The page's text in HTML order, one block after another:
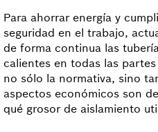
Para ahorrar energía y
seguridad en el trabajo,
de forma continua las
calientes en todas las
no sólo la normativa, sino
aspectos económicos son
qué grosor de aislamiento